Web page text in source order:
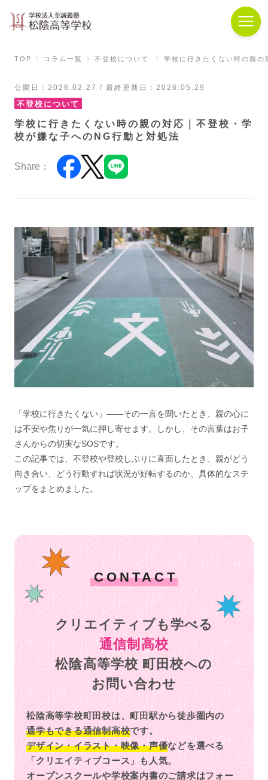
TOP コラム一覧 不登校について 学校に行きたくない時の親
公開日：2026.02.27 / 最終更新日：2026.05.29
不登校について
学校に行きたくない時の親の対応｜不登校・学
校が嫌な子へのNG行動と対処法
Share：
「学校に行きたくない」——その一言を聞いたとき、親の心に
は不安や焦りが一気に押し寄せます。しかし、その言葉はお子
さんからの切実なSOSです。
この記事では、不登校や登校しぶりに直面したとき、親がどう
向き合い、どう行動すれば状況が好転するのか、具体的なステ
ップをまとめました。
CONTACT
クリエイティブも学べる
通信制高校
松陰高等学校 町田校への
お問い合わせ
松陰高等学校町田校は、町田駅から徒歩圏内の
通学もできる通信制高校です。
デザイン・イラスト・映像・声優などを選べる
「クリエイティブコース」も人気。
オープンスクールや学校案内書のご請求はフォー